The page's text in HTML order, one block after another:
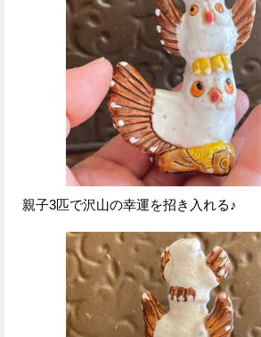
親子3匹で沢山の幸運を招き入れる♪